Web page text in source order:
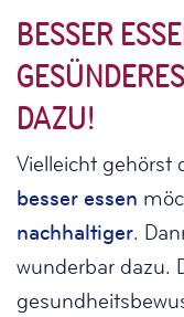
BESSER
DAZU!
Vielleicht gehörst
besser essen
nachhaltiger.
wunderbar dazu.